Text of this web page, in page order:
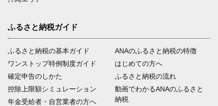
ふるさと納税ガイド
ふるさと納税の基本ガイド
ワンストップ特例制度ガイド
確定申告のしかた
控除上限額シミュレーション
年金受給者・自営業者の方へ
ANAのふるさと納税の特徴
はじめての方へ
ふるさと納税の流れ
動画でわかるANAのふるさと
納税